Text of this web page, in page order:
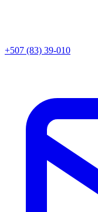
+507 (83) 39-010